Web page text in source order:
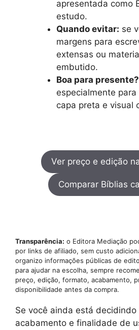
apresentada como
estudo.
Quando evitar: se
margens para
extensas ou
embutido.
Boa para presente?
especialmente
capa preta e visual
Ver preço e edição
Comparar Bíblias
Transparência: o Editora Mediação
por links de afiliado, sem custo
organizo informações públicas de
para ajudar na escolha, sempre
preço, edição, formato, acabamento,
disponibilidade antes da compra.
Se você ainda está
acabamento e finalidade de